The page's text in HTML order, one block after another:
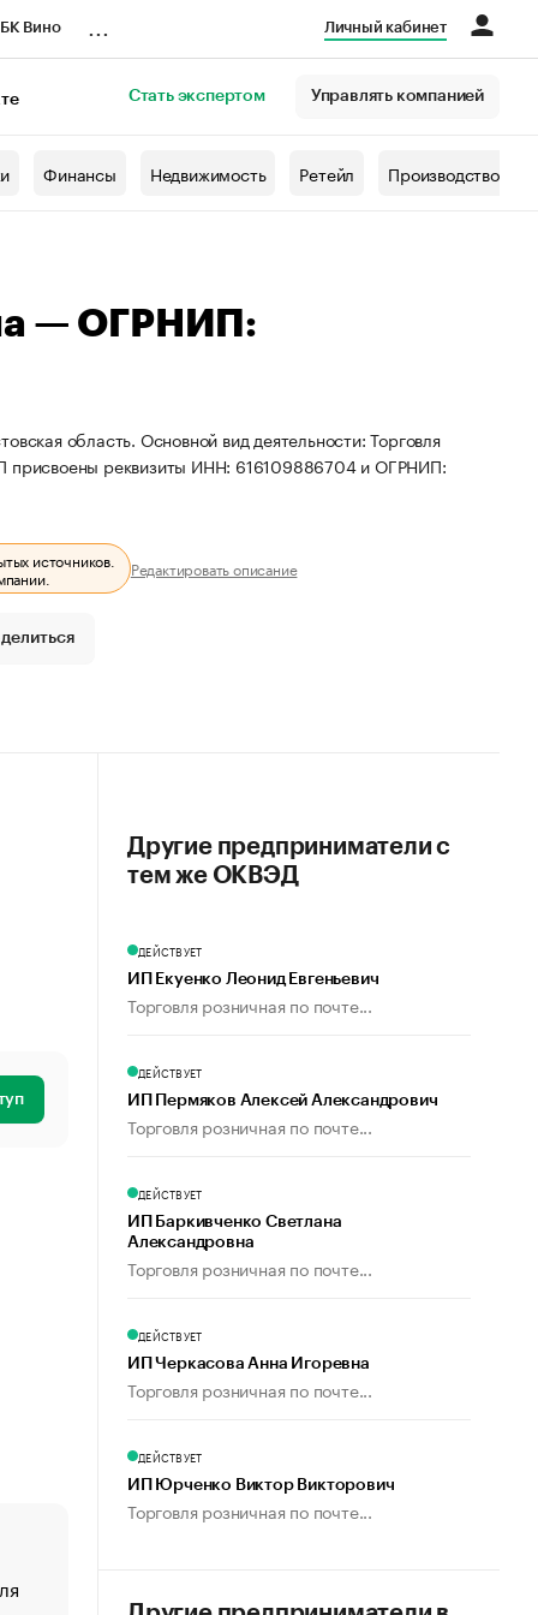
Вино Личный кабинет
Стать экспертом Управлять компанией
Финансы Недвижимость Ретейл Производство
— ОГРНИП:
область. Основной вид деятельности: Торговля
присвоены реквизиты ИНН: 616109886704 и ОГРНИП:
источников. Редактировать описание
Другие предприниматели с
тем же ОКВЭД
ДЕЙСТВУЕТ
ИП Екуенко Леонид Евгеньевич
Торговля розничная по почте...
ДЕЙСТВУЕТ
ИП Пермяков Алексей Александрович
Торговля розничная по почте...
ДЕЙСТВУЕТ
ИП Баркивченко Светлана
Александровна
Торговля розничная по почте...
ДЕЙСТВУЕТ
ИП Черкасова Анна Игоревна
Торговля розничная по почте...
ДЕЙСТВУЕТ
ИП Юрченко Виктор Викторович
Торговля розничная по почте...